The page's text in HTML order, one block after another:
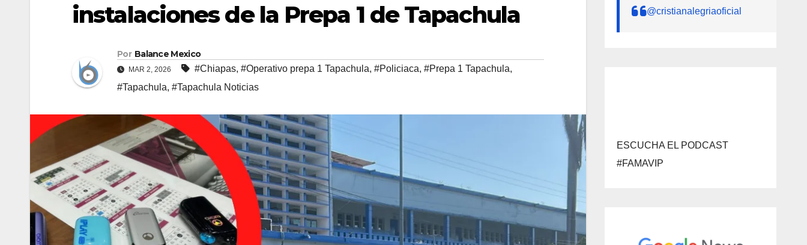
instalaciones de la Prepa 1 de Tapachula
Por Balance Mexico
MAR 2, 2026 #Chiapas, #Operativo prepa 1 Tapachula, #Policiaca, #Prepa 1 Tapachula,
#Tapachula, #Tapachula Noticias
@cristianalegriaoficial
ESCUCHA EL PODCAST
#FAMAVIP